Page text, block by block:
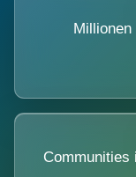
Communities